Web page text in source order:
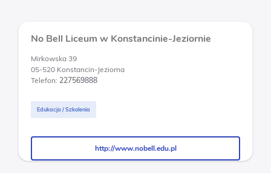
No Bell Liceum w Konstancinie-Jeziornie
Mirkowska 39
05-520 Konstancin-Jeziorna
Telefon: 227569888
Edukacja / Szkolenia
http://www.nobell.edu.pl
http://www.nobell.edu.pl